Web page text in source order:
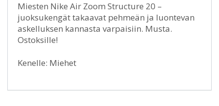
Miesten Nike Air Zoom Structure 20 –
juoksukengät takaavat pehmeän ja luontevan
askelluksen kannasta varpaisiin. Musta.
Ostoksille!
Kenelle: Miehet